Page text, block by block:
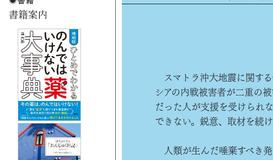
スマトラ沖大地震に関す
シアの内戦被害者が二重の
だった人が支援を受けられ
できない。鋭意、取材を続
人類が生んだ唾棄すべき